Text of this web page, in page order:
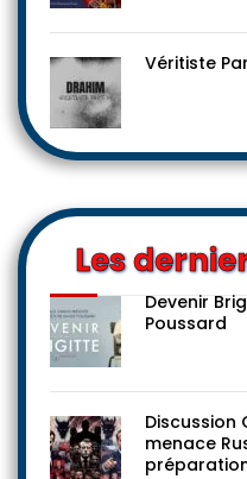
Véritiste
Les
Devenir
Poussard
Discussion
menace